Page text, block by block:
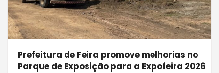
Prefeitura de Feira promove melhorias no
Parque de Exposição para a Expofeira 2026